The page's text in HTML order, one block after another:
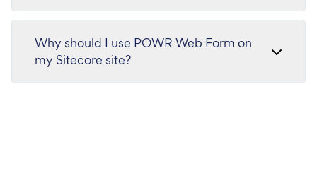
Why should I use POWR Web Form on
my Sitecore site?